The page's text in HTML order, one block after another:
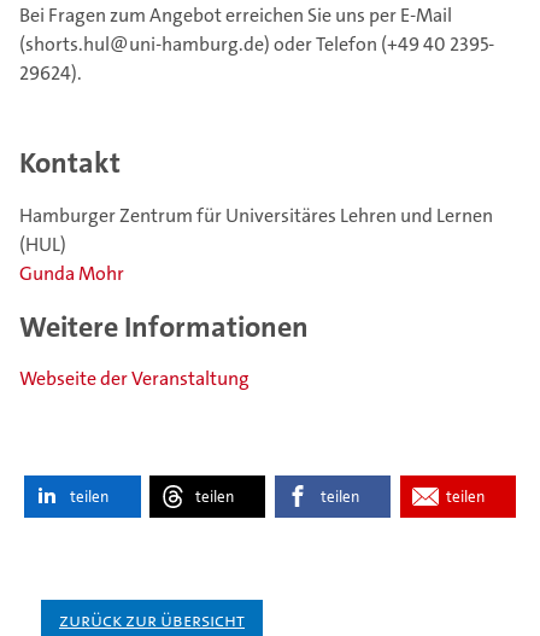
Bei Fragen zum Angebot erreichen Sie uns per E-Mail
(shorts.hul@uni-hamburg.de) oder Telefon (+49 40 2395-
29624).
Kontakt
Hamburger Zentrum für Universitäres Lehren und Lernen
(HUL)
Gunda Mohr
Weitere Informationen
Webseite der Veranstaltung
teilen teilen teilen teilen
Zurück zur Übersicht